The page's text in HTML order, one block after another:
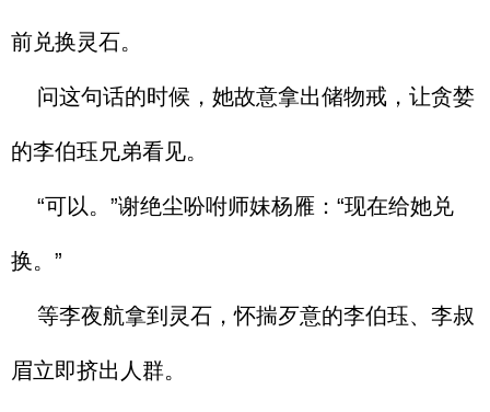
前兑换灵石。
问这句话的时候，她故意拿出储物戒，让贪婪
的李伯珏兄弟看见。
“可以。”谢绝尘吩咐师妹杨雁：“现在给她兑
换。”
等李夜航拿到灵石，怀揣歹意的李伯珏、李叔
眉立即挤出人群。